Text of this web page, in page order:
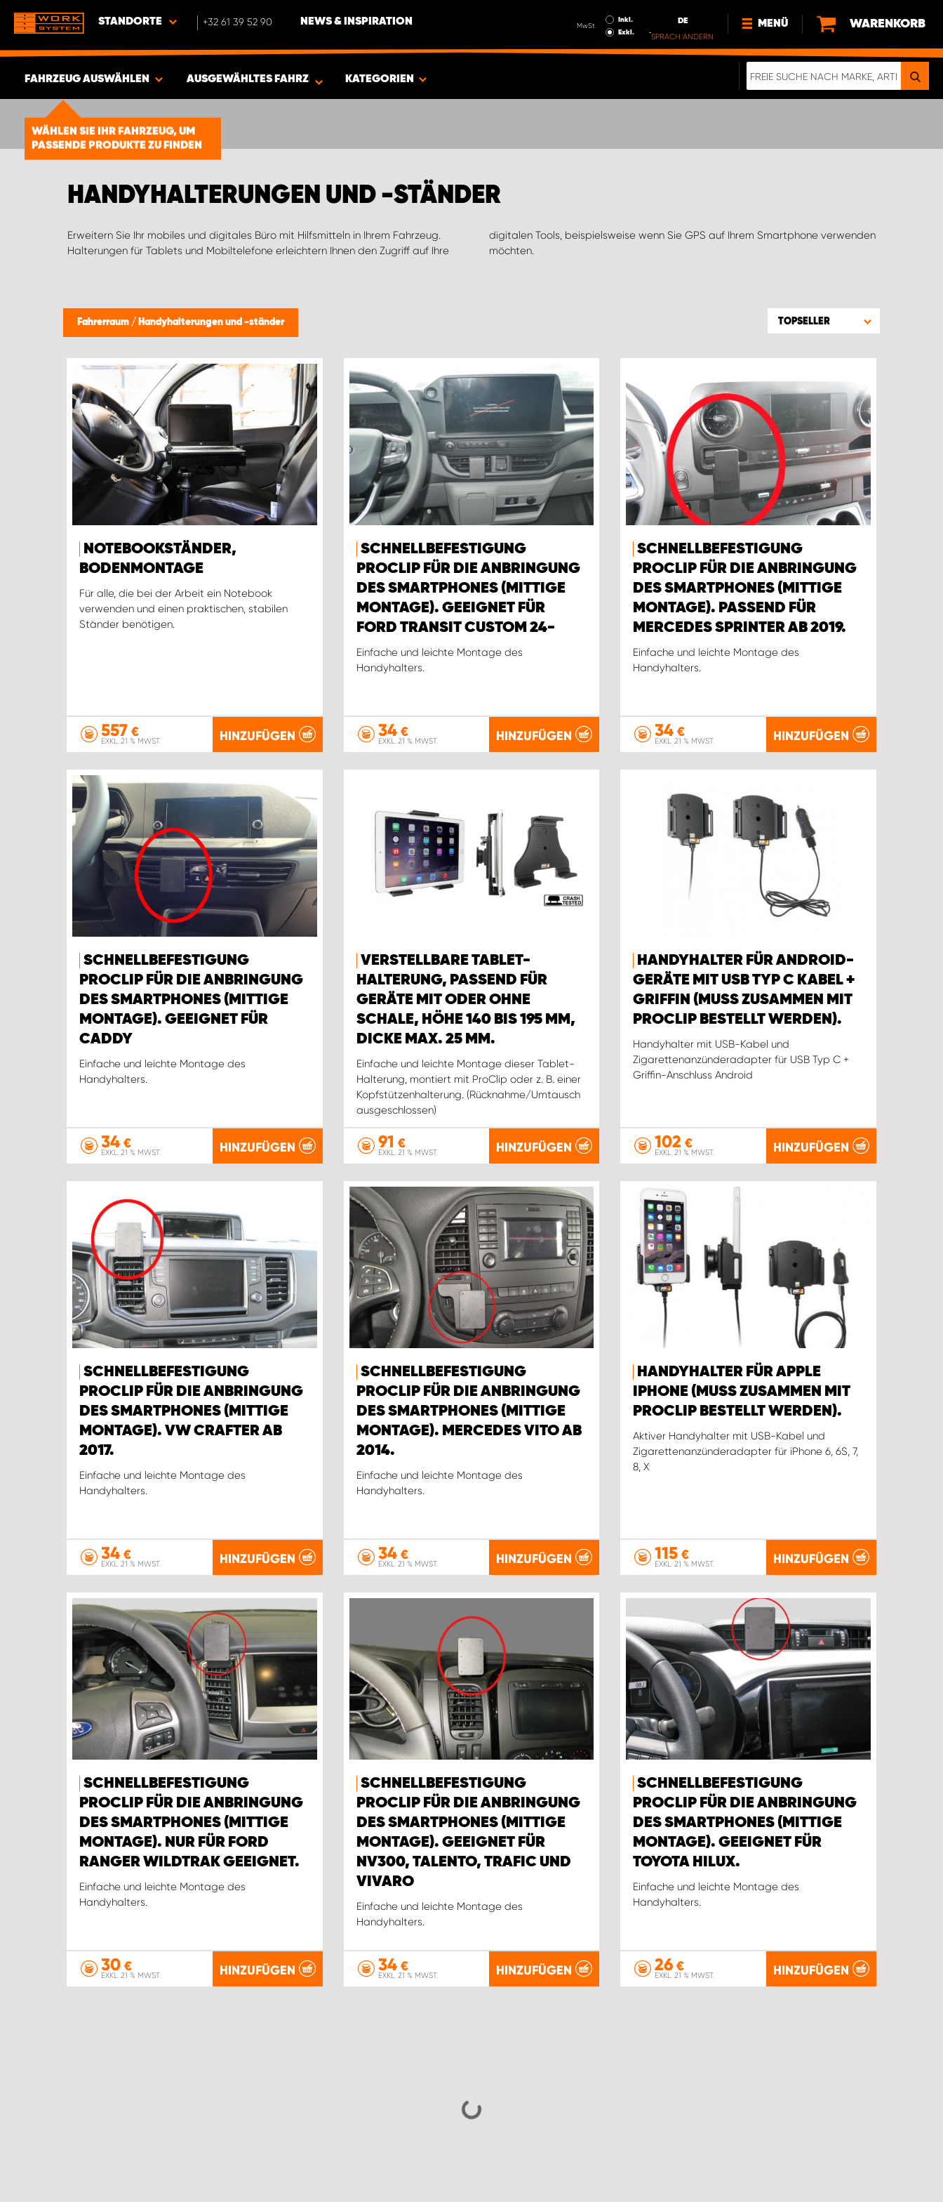
STANDORTE +32 61 39 52 90 NEWS & INSPIRATION MwSt.
Inkl.
Exkl.
DE
SPRACH ÄNDERN
MENÜ
NEWS
WARENKORB
FAHRZEUG AUSWÄHLEN
WÄHLEN SIE IHR FAHRZEUG, UM
PASSENDE PRODUKTE ZU FINDEN
ERGEBNISSE ANZEIGEN -1856
ARTIKEL
AUSGEWÄHLTES FAHRZEUG KATEGORIEN
HANDYHALTERUNGEN UND -STÄNDER
Erweitern Sie Ihr mobiles und digitales Büro mit Hilfsmitteln in Ihrem Fahrzeug.
Halterungen für Tablets und Mobiltelefone erleichtern Ihnen den Zugriff auf Ihre
digitalen Tools, beispielsweise wenn Sie GPS auf Ihrem Smartphone verwenden
möchten.
Fahrerraum / Handyhalterungen und -ständer TOPSELLER
NOTEBOOKSTÄNDER,
BODENMONTAGE
Für alle, die bei der Arbeit ein Notebook
verwenden und einen praktischen, stabilen
Ständer benötigen.
557 €
EXKL. 21 % MWST. HINZUFÜGEN
SCHNELLBEFESTIGUNG
PROCLIP FÜR DIE ANBRINGUNG
DES SMARTPHONES (MITTIGE
MONTAGE). GEEIGNET FÜR
FORD TRANSIT CUSTOM 24-
Einfache und leichte Montage des
Handyhalters.
34€
EXKL. 21 % MWST. HINZUFÜGEN
SCHNELLBEFESTIGUNG
PROCLIP FÜR DIE ANBRINGUNG
DES SMARTPHONES (MITTIGE
MONTAGE). PASSEND FÜR
MERCEDES SPRINTER AB 2019.
Einfache und leichte Montage des
Handyhalters.
34 €
EXKL. 21 % MWST. HINZUFÜGEN
SCHNELLBEFESTIGUNG
PROCLIP FÜR DIE ANBRINGUNG
DES SMARTPHONES (MITTIGE
MONTAGE). GEEIGNET FÜR
CADDY
Einfache und leichte Montage des
Handyhalters.
34 €
EXKL. 21 % MWST. HINZUFÜGEN
VERSTELLBARE TABLET-
HALTERUNG, PASSEND FÜR
GERÄTE MIT ODER OHNE
SCHALE, HÖHE 140 BIS 195 MM,
DICKE MAX. 25 MM.
Einfache und leichte Montage dieser Tablet-
Halterung, montiert mit ProClip oder z. B. einer
Kopfstützenhalterung. (Rücknahme/Umtausch
ausgeschlossen)
91 €
EXKL. 21 % MWST. HINZUFÜGEN
HANDYHALTER FÜR ANDROID-
GERÄTE MIT USB TYP C KABEL +
GRIFFIN (MUSS ZUSAMMEN MIT
PROCLIP BESTELLT WERDEN).
Handyhalter mit USB-Kabel und
Zigarettenanzünderadapter für USB Typ C +
Griffin-Anschluss Android
102 €
EXKL. 21 % MWST. HINZUFÜGEN
SCHNELLBEFESTIGUNG
PROCLIP FÜR DIE ANBRINGUNG
DES SMARTPHONES (MITTIGE
MONTAGE). VW CRAFTER AB
2017.
Einfache und leichte Montage des
Handyhalters.
34 €
EXKL. 21 % MWST. HINZUFÜGEN
SCHNELLBEFESTIGUNG
PROCLIP FÜR DIE ANBRINGUNG
DES SMARTPHONES (MITTIGE
MONTAGE). MERCEDES VITO AB
2014.
Einfache und leichte Montage des
Handyhalters.
34€
EXKL. 21 % MWST. HINZUFÜGEN
HANDYHALTER FÜR APPLE
IPHONE (MUSS ZUSAMMEN MIT
PROCLIP BESTELLT WERDEN).
Aktiver Handyhalter mit USB-Kabel und
Zigarettenanzünderadapter für iPhone 6, 6S, 7,
8, X
115 €
EXKL. 21 % MWST. HINZUFÜGEN
SCHNELLBEFESTIGUNG
PROCLIP FÜR DIE ANBRINGUNG
DES SMARTPHONES (MITTIGE
MONTAGE). NUR FÜR FORD
RANGER WILDTRAK GEEIGNET.
Einfache und leichte Montage des
Handyhalters.
30 €
EXKL. 21 % MWST. HINZUFÜGEN
SCHNELLBEFESTIGUNG
PROCLIP FÜR DIE ANBRINGUNG
DES SMARTPHONES (MITTIGE
MONTAGE). GEEIGNET FÜR
NV300, TALENTO, TRAFIC UND
VIVARO
Einfache und leichte Montage des
Handyhalters.
34€
EXKL. 21 % MWST. HINZUFÜGEN
SCHNELLBEFESTIGUNG
PROCLIP FÜR DIE ANBRINGUNG
DES SMARTPHONES (MITTIGE
MONTAGE). GEEIGNET FÜR
TOYOTA HILUX.
Einfache und leichte Montage des
Handyhalters.
26 €
EXKL. 21 % MWST. HINZUFÜGEN